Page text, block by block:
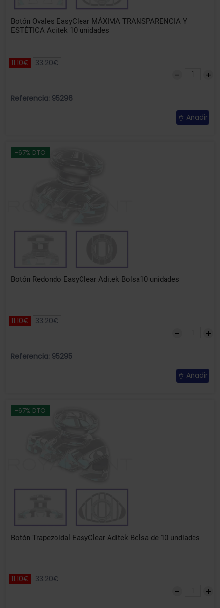
Botón Ovales EasyClear MÁXIMA TRANSPARENCIA Y
ESTÉTICA Aditek 10 unidades
11.10€ 33.20€
Referencia: 95296
Añadir
-67% DTO
Botón Redondo EasyClear Aditek Bolsa10 unidades
11.10€ 33.20€
Referencia: 95295
Añadir
-67% DTO
Botón Trapezoidal EasyClear Aditek Bolsa de 10 undiades
11.10€ 33.20€